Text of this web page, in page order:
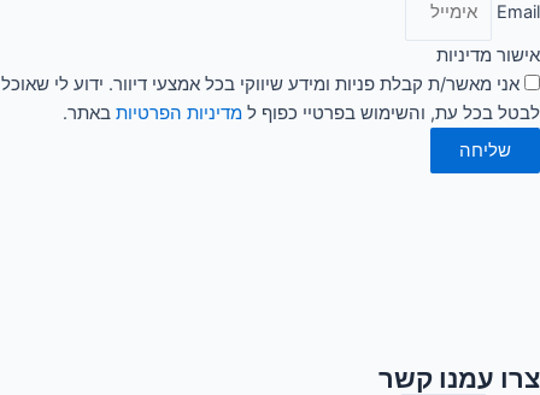
Email
אישור מדיניות
אני מאשר/ת קבלת פניות ומידע שיווקי בכל אמצעי דיוור. ידוע לי שאוכל
לבטל בכל עת, והשימוש בפרטיי כפוף ל מדיניות הפרטיות באתר.
שליחה
צרו עמנו קשר